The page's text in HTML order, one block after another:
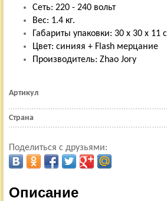
Сеть: 220 - 240 вольт
Вес: 1.4 кг.
Габариты упаковки: 30 х 30 х 11
Цвет: синияя + Flash мерцание
Производитель: Zhao Jory
Артикул
Страна
Поделиться с друзьями:
Описание